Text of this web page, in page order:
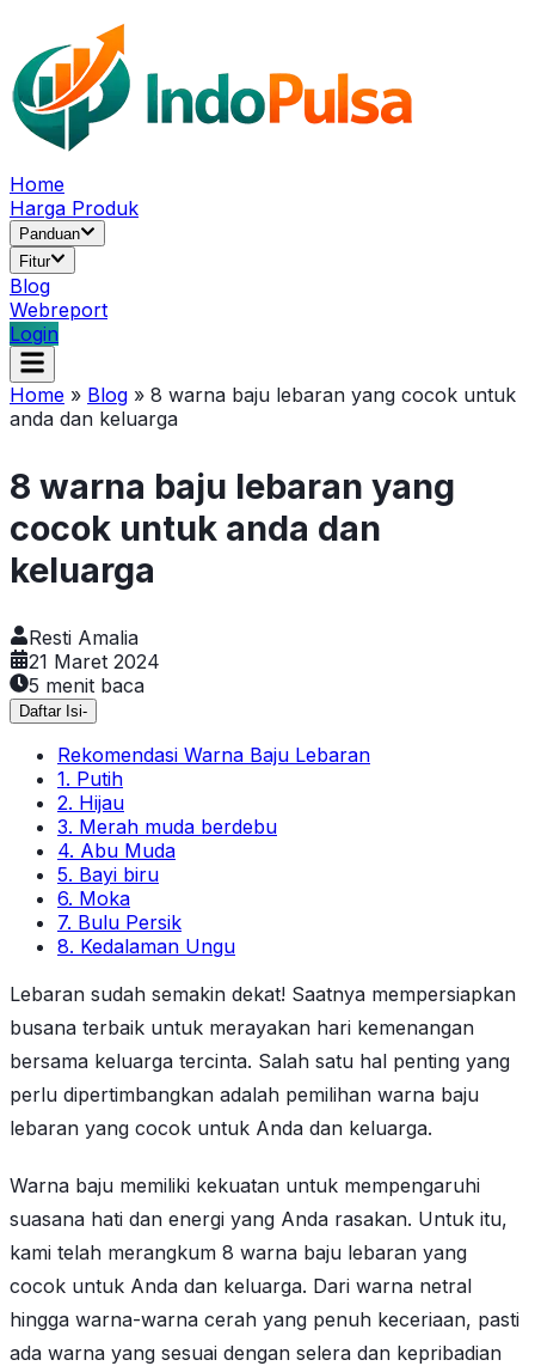
Home
Harga Produk
Panduan
Fitur
Blog
Webreport
Login
Home » Blog » 8 warna baju lebaran yang cocok untuk
anda dan keluarga
8 warna baju lebaran yang
cocok untuk anda dan
keluarga
Resti Amalia
21 Maret 2024
5 menit baca
Daftar Isi-
Rekomendasi Warna Baju Lebaran
1. Putih
2. Hijau
3. Merah muda berdebu
4. Abu Muda
5. Bayi biru
6. Moka
7. Bulu Persik
8. Kedalaman Ungu
Lebaran sudah semakin dekat! Saatnya mempersiapkan
busana terbaik untuk merayakan hari kemenangan
bersama keluarga tercinta. Salah satu hal penting yang
perlu dipertimbangkan adalah pemilihan warna baju
lebaran yang cocok untuk Anda dan keluarga.
Warna baju memiliki kekuatan untuk mempengaruhi
suasana hati dan energi yang Anda rasakan. Untuk itu,
kami telah merangkum 8 warna baju lebaran yang
cocok untuk Anda dan keluarga. Dari warna netral
hingga warna-warna cerah yang penuh keceriaan, pasti
ada warna yang sesuai dengan selera dan kepribadian